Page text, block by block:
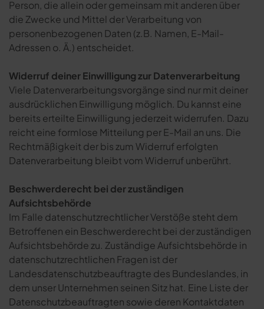
Person, die allein oder gemeinsam mit anderen über
die Zwecke und Mittel der Verarbeitung von
personenbezogenen Daten (z.B. Namen, E-Mail-
Adressen o. Ä.) entscheidet.
Widerruf deiner Einwilligung zur Datenverarbeitung
Viele Datenverarbeitungsvorgänge sind nur mit deiner
ausdrücklichen Einwilligung möglich. Du kannst eine
bereits erteilte Einwilligung jederzeit widerrufen. Dazu
reicht eine formlose Mitteilung per E-Mail an uns. Die
Rechtmäßigkeit der bis zum Widerruf erfolgten
Datenverarbeitung bleibt vom Widerruf unberührt.
Beschwerderecht bei der zuständigen
Aufsichtsbehörde
Im Falle datenschutzrechtlicher Verstöße steht dem
Betroffenen ein Beschwerderecht bei der zuständigen
Aufsichtsbehörde zu. Zuständige Aufsichtsbehörde in
datenschutzrechtlichen Fragen ist der
Landesdatenschutzbeauftragte des Bundeslandes, in
dem unser Unternehmen seinen Sitz hat. Eine Liste der
Datenschutzbeauftragten sowie deren Kontaktdaten